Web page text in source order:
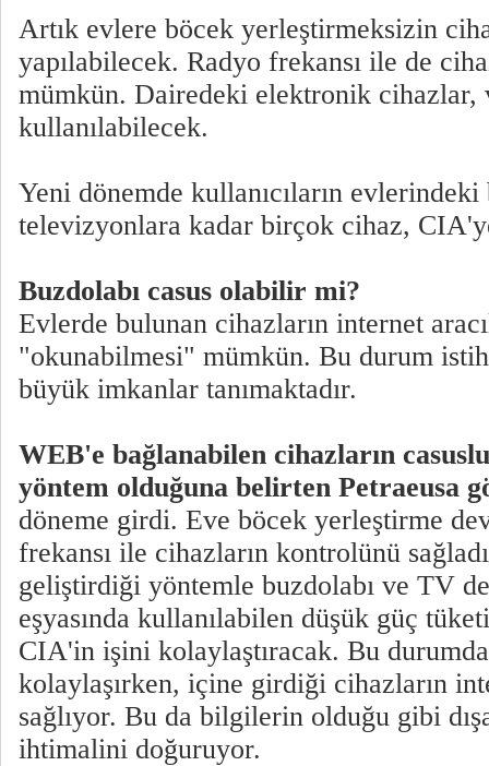
Artık evlere böcek yerleştirmeksizin
yapılabilecek. Radyo frekansı ile de
mümkün. Dairedeki elektronik cihazlar,
kullanılabilecek.
Yeni dönemde kullanıcıların evlerindeki
televizyonlara kadar birçok cihaz,
Buzdolabı casus olabilir mi?
Evlerde bulunan cihazların internet
"okunabilmesi" mümkün. Bu durum
büyük imkanlar tanımaktadır.
WEB'e bağlanabilen cihazların
yöntem olduğuna belirten Petraeusa
döneme girdi. Eve böcek yerleştirme
frekansı ile cihazların kontrolünü
geliştirdiği yöntemle buzdolabı ve TV
eşyasında kullanılabilen düşük güç
CIA'in işini kolaylaştıracak. Bu
kolaylaşırken, içine girdiği cihazların
sağlıyor. Bu da bilgilerin olduğu gibi
ihtimalini doğuruyor.